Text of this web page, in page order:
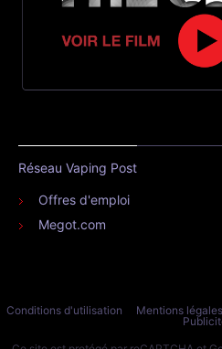
Réseau Vaping Post
Offres d'emploi
Megot.com
Conditions d'utilisation Mentions légales